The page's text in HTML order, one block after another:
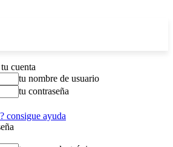
cuenta
tu nombre de usuario
tu contraseña
consigue ayuda